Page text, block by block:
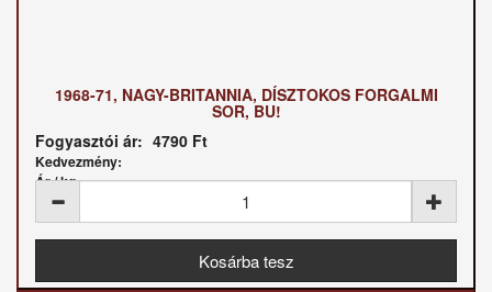
1968-71, NAGY-BRITANNIA, DÍSZTOKOS FORGALMI
SOR, BU!
Fogyasztói ár: 4790 Ft
Kedvezmény:
Ár / kg: